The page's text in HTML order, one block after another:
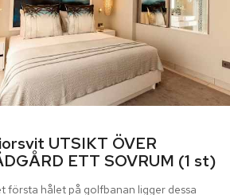
UTSIKT ÖVER
ETT SOVRUM (1 st)
första hålet på golfbanan ligger dessa